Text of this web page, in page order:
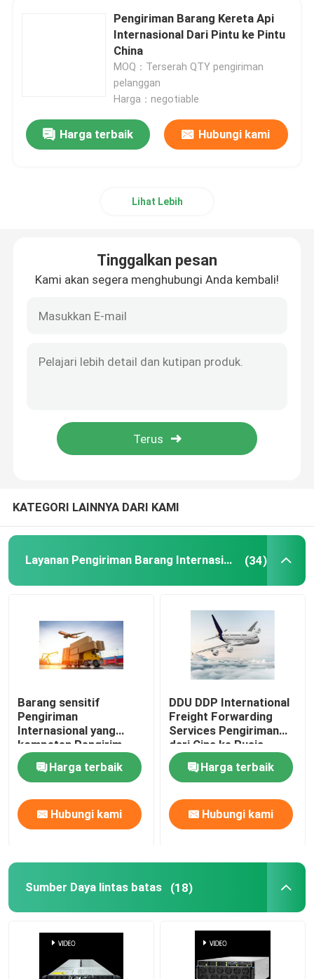
China Air Freight Service
Layanan Pengangkutan Barang Laut China
Pengangkutan Laut Timur Tengah
Pengangkutan Barang dari Cina
Pengiriman Barang Kereta Api
Internasional Dari Pintu ke Pintu
China
MOQ：Terserah QTY pengiriman
pelanggan
Harga：negotiable
Harga terbaik Hubungi kami
Lihat Lebih
Tinggalkan pesan
Kami akan segera menghubungi Anda kembali!
KATEGORI LAINNYA DARI KAMI
Layanan Pengiriman Barang Internasional (34)
Barang sensitif
Pengiriman
Internasional yang
kompeten Pengirim
barang China ke
JermanHarga terbaik
Hubungi kami
DDU DDP International
Freight Forwarding
Services Pengiriman
dari Cina ke Rusia
Harga terbaik
Hubungi kami
Sumber Daya lintas batas (18)